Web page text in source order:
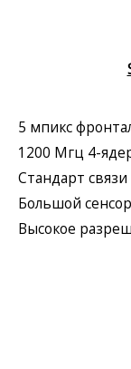
5 мпикс
1200 Мгц 4-
Стандарт
Большой
Высокое